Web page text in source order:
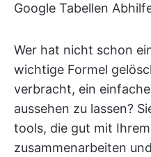
Google Tabellen
Wer hat nicht schon
wichtige Formel
verbracht, ein
aussehen zu lassen?
tools, die gut mit
zusammenarbeiten